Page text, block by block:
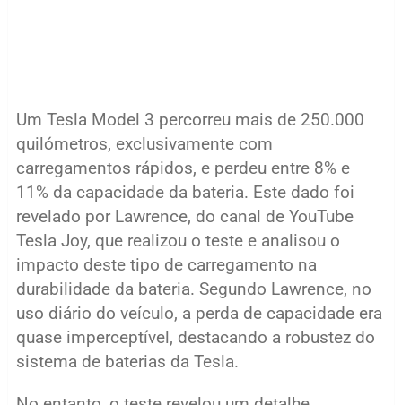
Um Tesla Model 3 percorreu mais de 250.000
quilómetros, exclusivamente com
carregamentos rápidos, e perdeu entre 8% e
11% da capacidade da bateria. Este dado foi
revelado por Lawrence, do canal de YouTube
Tesla Joy, que realizou o teste e analisou o
impacto deste tipo de carregamento na
durabilidade da bateria. Segundo Lawrence, no
uso diário do veículo, a perda de capacidade era
quase imperceptível, destacando a robustez do
sistema de baterias da Tesla.